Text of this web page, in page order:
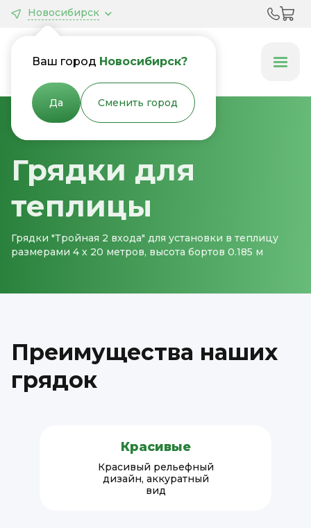
Новосибирск
Ваш город Новосибирск?
Да Сменить город
Грядки & Клумбы
Главная Грядки для теплицы
Грядки для
теплицы
Грядки "Тройная 2 входа" для установки в теплицу
размерами 4 х 20 метров, высота бортов 0.185 м
Преимущества наших
грядок
Красивые
Красивый рельефный
дизайн, аккуратный
вид